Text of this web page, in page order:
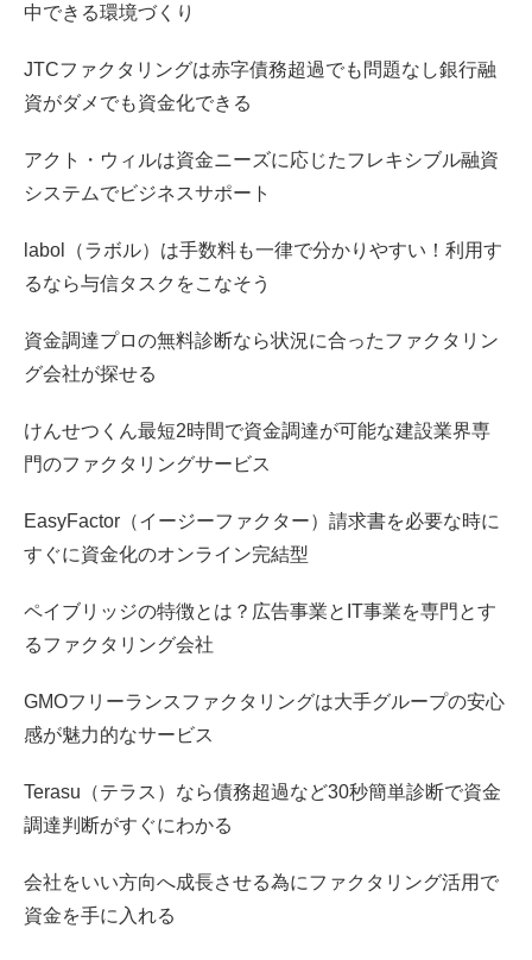
中できる環境づくり
JTCファクタリングは赤字債務超過でも問題なし銀行融
資がダメでも資金化できる
アクト・ウィルは資金ニーズに応じたフレキシブル融資
システムでビジネスサポート
labol（ラボル）は手数料も一律で分かりやすい！利用す
るなら与信タスクをこなそう
資金調達プロの無料診断なら状況に合ったファクタリン
グ会社が探せる
けんせつくん最短2時間で資金調達が可能な建設業界専
門のファクタリングサービス
EasyFactor（イージーファクター）請求書を必要な時に
すぐに資金化のオンライン完結型
ペイブリッジの特徴とは？広告事業とIT事業を専門とす
るファクタリング会社
GMOフリーランスファクタリングは大手グループの安心
感が魅力的なサービス
Terasu（テラス）なら債務超過など30秒簡単診断で資金
調達判断がすぐにわかる
会社をいい方向へ成長させる為にファクタリング活用で
資金を手に入れる